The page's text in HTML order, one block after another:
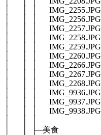
│ │ │ IMG_2255.JPG
│ │ │ IMG_2256.JPG
│ │ │ IMG_2257.JPG
│ │ │ IMG_2258.JPG
│ │ │ IMG_2259.JPG
│ │ │ IMG_2260.JPG
│ │ │ IMG_2266.JPG
│ │ │ IMG_2267.JPG
│ │ │ IMG_2268.JPG
│ │ │ IMG_9936.JPG
│ │ │ IMG_9937.JPG
│ │ │ IMG_9938.JPG
│ │ ├─美食